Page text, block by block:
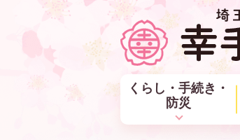
くらし・手続き・
防災